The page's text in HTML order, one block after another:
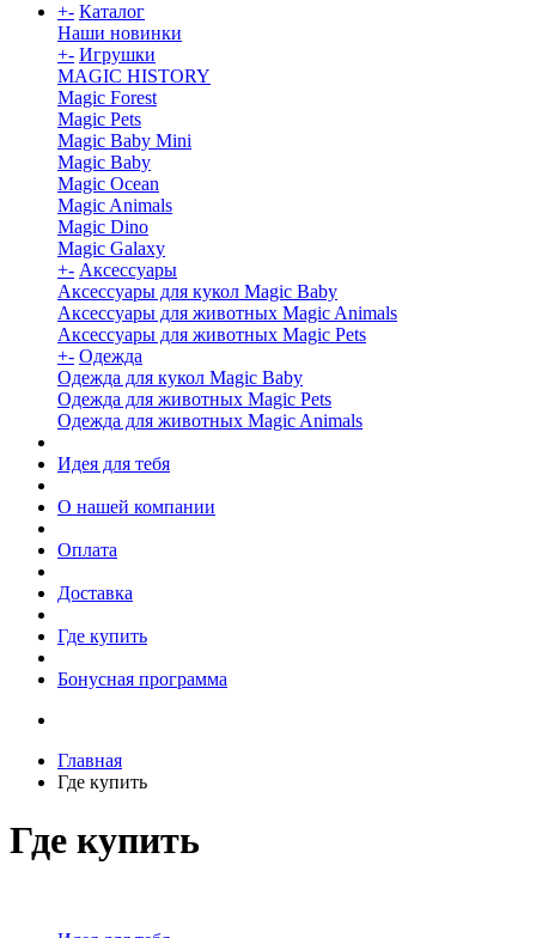
+- Каталог
Наши новинки
+- Игрушки
MAGIC HISTORY
Magic Forest
Magic Pets
Magic Baby Mini
Magic Baby
Magic Ocean
Magic Animals
Magic Dino
Magic Galaxy
+- Аксессуары
Аксессуары для кукол Magic Baby
Аксессуары для животных Magic Animals
Аксессуары для животных Magic Pets
+- Одежда
Одежда для кукол Magic Baby
Одежда для животных Magic Pets
Одежда для животных Magic Animals
Идея для тебя
О нашей компании
Оплата
Доставка
Где купить
Бонусная программа
Главная
Где купить
Где купить